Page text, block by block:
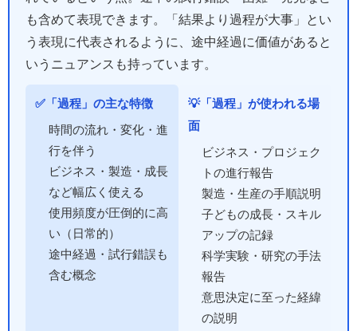
も含めて表現できます。「結果より過程が大事」とい
う表現に代表されるように、途中経過に価値があると
いうニュアンスも持っています。
✅「過程」の主な特徴
時間の流れ・変化・進
行を伴う
ビジネス・製造・成長
など幅広く使える
使用頻度が圧倒的に高
い（日常的）
途中経過・試行錯誤も
含む概念
💡「過程」が使われる場
面
ビジネス・プロジェク
トの進行報告
製造・生産の手順説明
子どもの成長・スキル
アップの記録
科学実験・研究の手法
報告
意思決定に至った経緯
の説明